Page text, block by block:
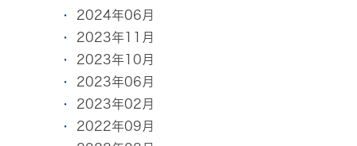
2024年06月
2023年11月
2023年10月
2023年06月
2023年02月
2022年09月